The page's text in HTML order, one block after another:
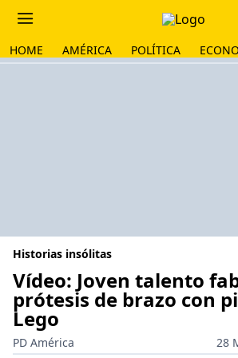
HOME AMÉRICA POLÍTICA
Historias insólitas
Vídeo: Joven talento
prótesis de brazo con
Lego
PD América
28